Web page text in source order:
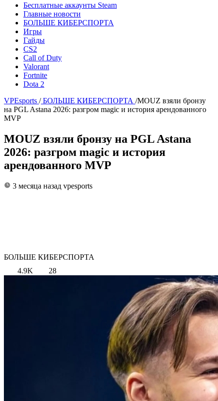
Бесплатные аккаунты Steam
Главные новости
БОЛЬШЕ КИБЕРСПОРТА
Игры
Гайды
CS2
Call of Duty
Valorant
Fortnite
Dota 2
VPEsports / БОЛЬШЕ КИБЕРСПОРТА /MOUZ взяли бронзу
на PGL Astana 2026: разгром magic и история арендованного
MVP
MOUZ взяли бронзу на PGL Astana
2026: разгром magic и история
арендованного MVP
3 месяца назад vpesports
БОЛЬШЕ КИБЕРСПОРТА
4.9K
28